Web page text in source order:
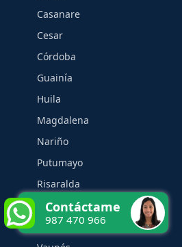
Casanare
Cesar
Córdoba
Guainía
Huila
Magdalena
Nariño
Putumayo
Risaralda
Santander
Tolima
Contáctame
987 470 966